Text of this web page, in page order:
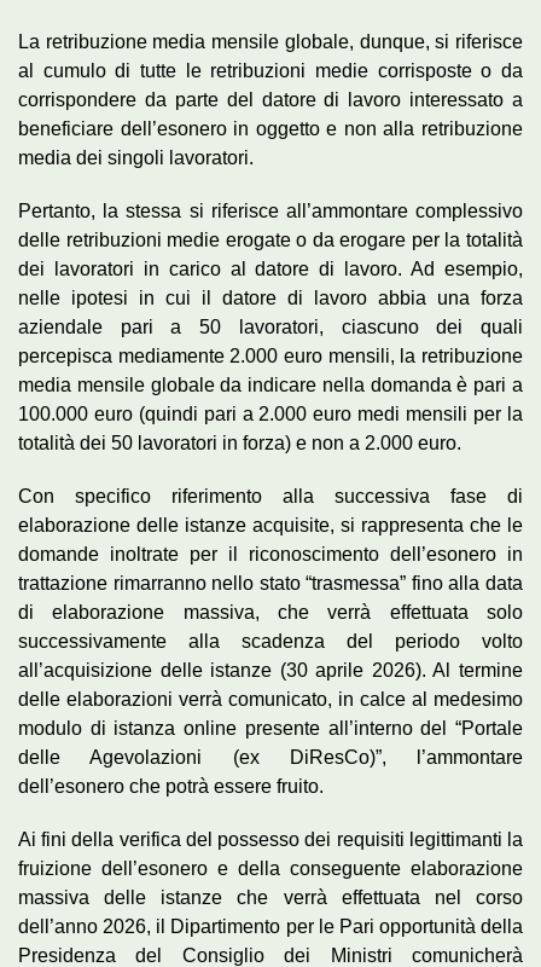
La retribuzione media mensile globale, dunque, si riferisce
al cumulo di tutte le retribuzioni medie corrisposte o da
corrispondere da parte del datore di lavoro interessato a
beneficiare dell’esonero in oggetto e non alla retribuzione
media dei singoli lavoratori.
Pertanto, la stessa si riferisce all’ammontare complessivo
delle retribuzioni medie erogate o da erogare per la totalità
dei lavoratori in carico al datore di lavoro. Ad esempio,
nelle ipotesi in cui il datore di lavoro abbia una forza
aziendale pari a 50 lavoratori, ciascuno dei quali
percepisca mediamente 2.000 euro mensili, la retribuzione
media mensile globale da indicare nella domanda è pari a
100.000 euro (quindi pari a 2.000 euro medi mensili per la
totalità dei 50 lavoratori in forza) e non a 2.000 euro.
Con specifico riferimento alla successiva fase di
elaborazione delle istanze acquisite, si rappresenta che le
domande inoltrate per il riconoscimento dell’esonero in
trattazione rimarranno nello stato “trasmessa” fino alla data
di elaborazione massiva, che verrà effettuata solo
successivamente alla scadenza del periodo volto
all’acquisizione delle istanze (30 aprile 2026). Al termine
delle elaborazioni verrà comunicato, in calce al medesimo
modulo di istanza online presente all’interno del “Portale
delle Agevolazioni (ex DiResCo)”, l’ammontare
dell’esonero che potrà essere fruito.
Ai fini della verifica del possesso dei requisiti legittimanti la
fruizione dell’esonero e della conseguente elaborazione
massiva delle istanze che verrà effettuata nel corso
dell’anno 2026, il Dipartimento per le Pari opportunità della
Presidenza del Consiglio dei Ministri comunicherà